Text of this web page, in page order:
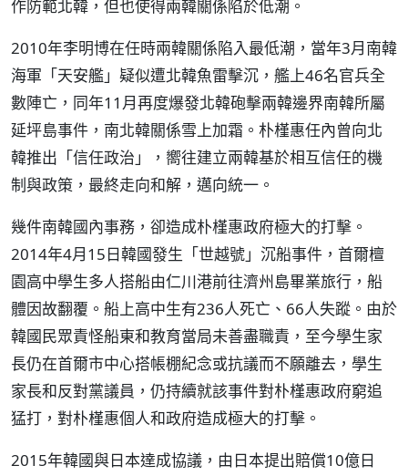
作防範北韓，但也使得兩韓關係陷於低潮。
2010年李明博在任時兩韓關係陷入最低潮，當年3月南韓
海軍「天安艦」疑似遭北韓魚雷擊沉，艦上46名官兵全
數陣亡，同年11月再度爆發北韓砲擊兩韓邊界南韓所屬
延坪島事件，南北韓關係雪上加霜。朴槿惠任內曾向北
韓推出「信任政治」，嚮往建立兩韓基於相互信任的機
制與政策，最終走向和解，邁向統一。
幾件南韓國內事務，卻造成朴槿惠政府極大的打擊。
2014年4月15日韓國發生「世越號」沉船事件，首爾檀
園高中學生多人搭船由仁川港前往濟州島畢業旅行，船
體因故翻覆。船上高中生有236人死亡、66人失蹤。由於
韓國民眾責怪船東和教育當局未善盡職責，至今學生家
長仍在首爾市中心搭帳棚紀念或抗議而不願離去，學生
家長和反對黨議員，仍持續就該事件對朴槿惠政府窮追
猛打，對朴槿惠個人和政府造成極大的打擊。
2015年韓國與日本達成協議，由日本提出賠償10億日